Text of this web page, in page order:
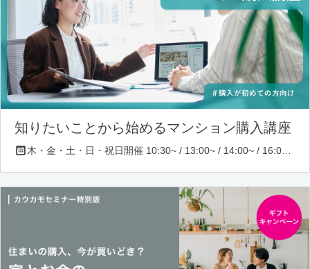
知りたいことから始めるマンション購入講座